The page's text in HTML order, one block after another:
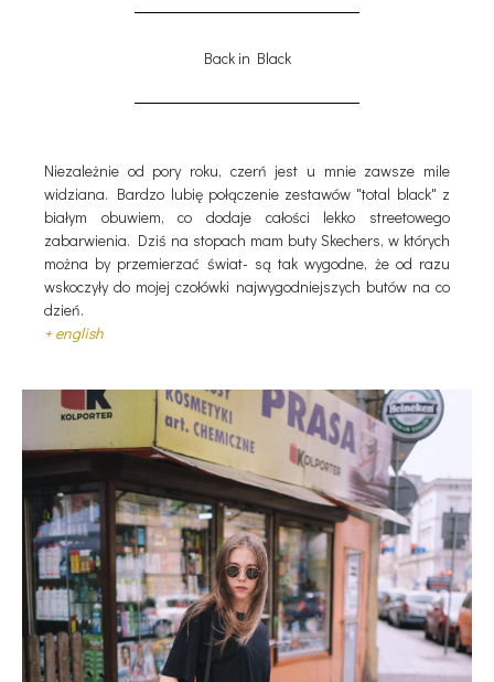
Back in Black
Niezależnie od pory roku, czerń jest u mnie zawsze mile
widziana. Bardzo lubię połączenie zestawów "total black" z
białym obuwiem, co dodaje całości lekko streetowego
zabarwienia. Dziś na stopach mam buty Skechers, w których
można by przemierzać świat- są tak wygodne, że od razu
wskoczyły do mojej czołówki najwygodniejszych butów na co
dzień.
+ english